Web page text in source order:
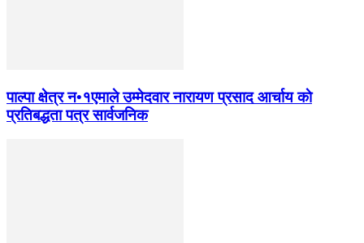
पाल्पा क्षेत्र न•१एमाले उम्मेदवार नारायण प्रसाद आर्चाय काे
प्रतिबद्धता पत्र सार्वजनिक